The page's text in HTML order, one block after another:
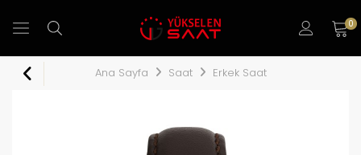
0
Ana Sayfa Saat Erkek Saat